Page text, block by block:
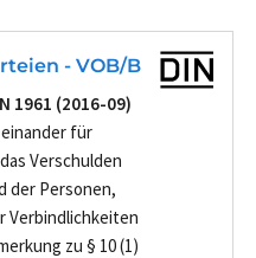
- VOB/B
1961 (2016-09)
für
Verschulden
der Personen,
Verbindlichkeiten
zu § 10 (1)